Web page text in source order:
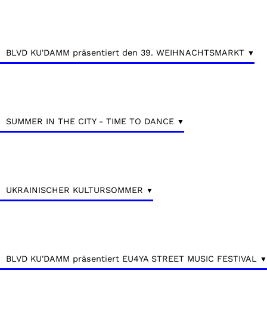
BLVD KU'DAMM präsentiert den 39. WEIHNACHTSMARKT
SUMMER IN THE CITY - TIME TO DANCE
UKRAINISCHER KULTURSOMMER
BLVD KU'DAMM präsentiert EU4YA STREET MUSIC FESTIVAL